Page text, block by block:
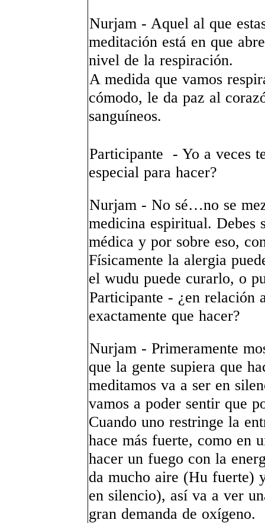
Nurjam - Aquel al que
meditación está en que
nivel de la respiración.
A medida que vamos
cómodo, le da paz al
sanguíneos.
Participante - Yo a veces
especial para hacer?
Nurjam - No sé…no se
medicina espiritual. Debes
médica y por sobre eso,
Físicamente la alergia
el wudu puede curarlo, o
Participante - ¿en relación
exactamente que hacer?
Nurjam - Primeramente
que la gente supiera que
meditamos va a ser en
vamos a poder sentir que
Cuando uno restringe la
hace más fuerte, como en
hacer un fuego con la
da mucho aire (Hu fuerte)
en silencio), así va a ver
gran demanda de oxígeno.